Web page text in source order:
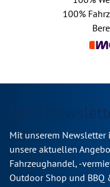
100%
Jetzt
Mit unserem
unsere aktuellen
Fahrzeughandel, -
Outdoor Shop und BBQ